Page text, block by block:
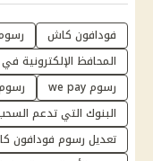
فودافون كاش
المحافظ الإلكترونية
رسوم we pay
البنوك التي تدعم
تعديل رسوم فودافون